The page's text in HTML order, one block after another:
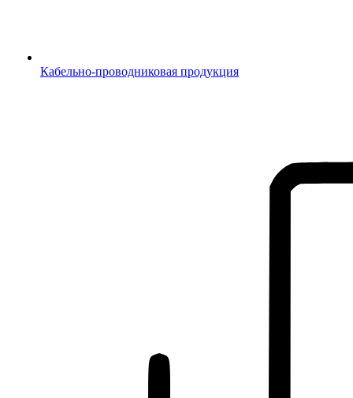
Кабельно-проводниковая продукция